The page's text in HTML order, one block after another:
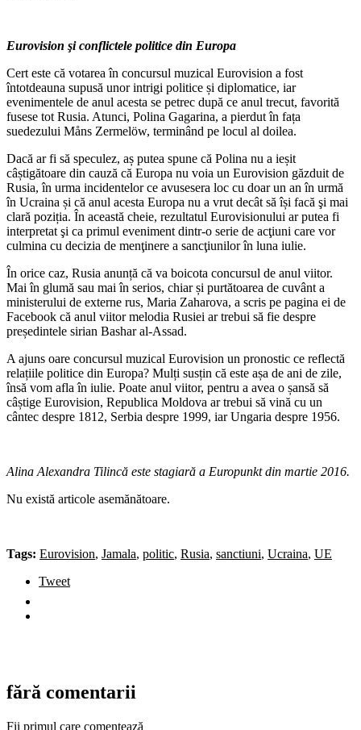
Eurovision şi conflictele politice din Europa
Cert este că votarea în concursul muzical Eurovision a fost
întotdeauna supusă unor intrigi politice și diplomatice, iar
evenimentele de anul acesta se petrec după ce anul trecut, favorită
fusese tot Rusia. Atunci, Polina Gagarina, a pierdut în fața
suedezului Måns Zermelöw, terminând pe locul al doilea.
Dacă ar fi să speculez, aș putea spune că Polina nu a ieșit
câștigătoare din cauză că Europa nu voia un Eurovision găzduit de
Rusia, în urma incidentelor ce avusesera loc cu doar un an în urmă
în Ucraina și că anul acesta Europa nu a vrut decât să își facă şi mai
clară poziția. În această cheie, rezultatul Eurovisionului ar putea fi
interpretat şi ca primul eveniment dintr-o serie de acţiuni care vor
culmina cu decizia de menţinere a sancţiunilor în luna iulie.
În orice caz, Rusia anunță că va boicota concursul de anul viitor.
Mai în glumă sau mai în serios, chiar și purtătoarea de cuvânt a
ministerului de externe rus, Maria Zaharova, a scris pe pagina ei de
Facebook că anul viitor melodia Rusiei ar trebui să fie despre
președintele sirian Bashar al-Assad.
A ajuns oare concursul muzical Eurovision un pronostic ce reflectă
relațiile politice din Europa? Mulți susțin că este așa de ani de zile,
însă vom afla în iulie. Poate anul viitor, pentru a avea o șansă să
câștige Eurovision, Republica Moldova ar trebui să vină cu un
cântec despre 1812, Serbia despre 1999, iar Ungaria despre 1956.
Alina Alexandra Tilincă este stagiară a Europunkt din martie 2016.
Nu există articole asemănătoare.
Tags: Eurovision, Jamala, politic, Rusia, sanctiuni, Ucraina, UE
Tweet
fără comentarii
Fii primul care comentează